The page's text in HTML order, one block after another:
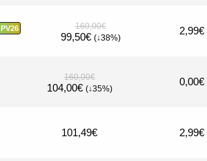
PV26 160,00€
99,50€ (↓38%)
2,99€
160,00€
104,00€ (↓35%)
0,00€
101,49€ 2,99€